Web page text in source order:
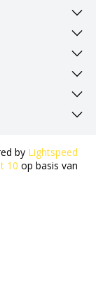
by Lightspeed
10 op basis van